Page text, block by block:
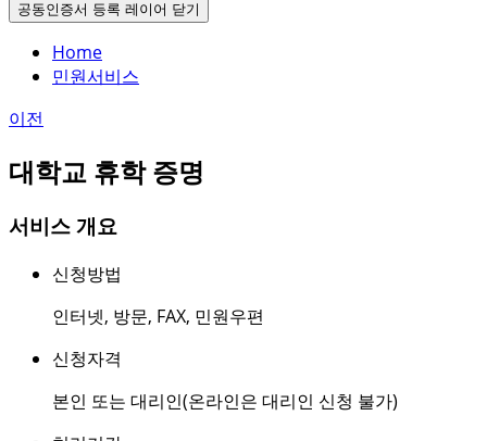
공동인증서 등록 레이어 닫기
Home
민원서비스
이전
대학교 휴학 증명
서비스 개요
신청방법
인터넷, 방문, FAX, 민원우편
신청자격
본인 또는 대리인(온라인은 대리인 신청 불가)